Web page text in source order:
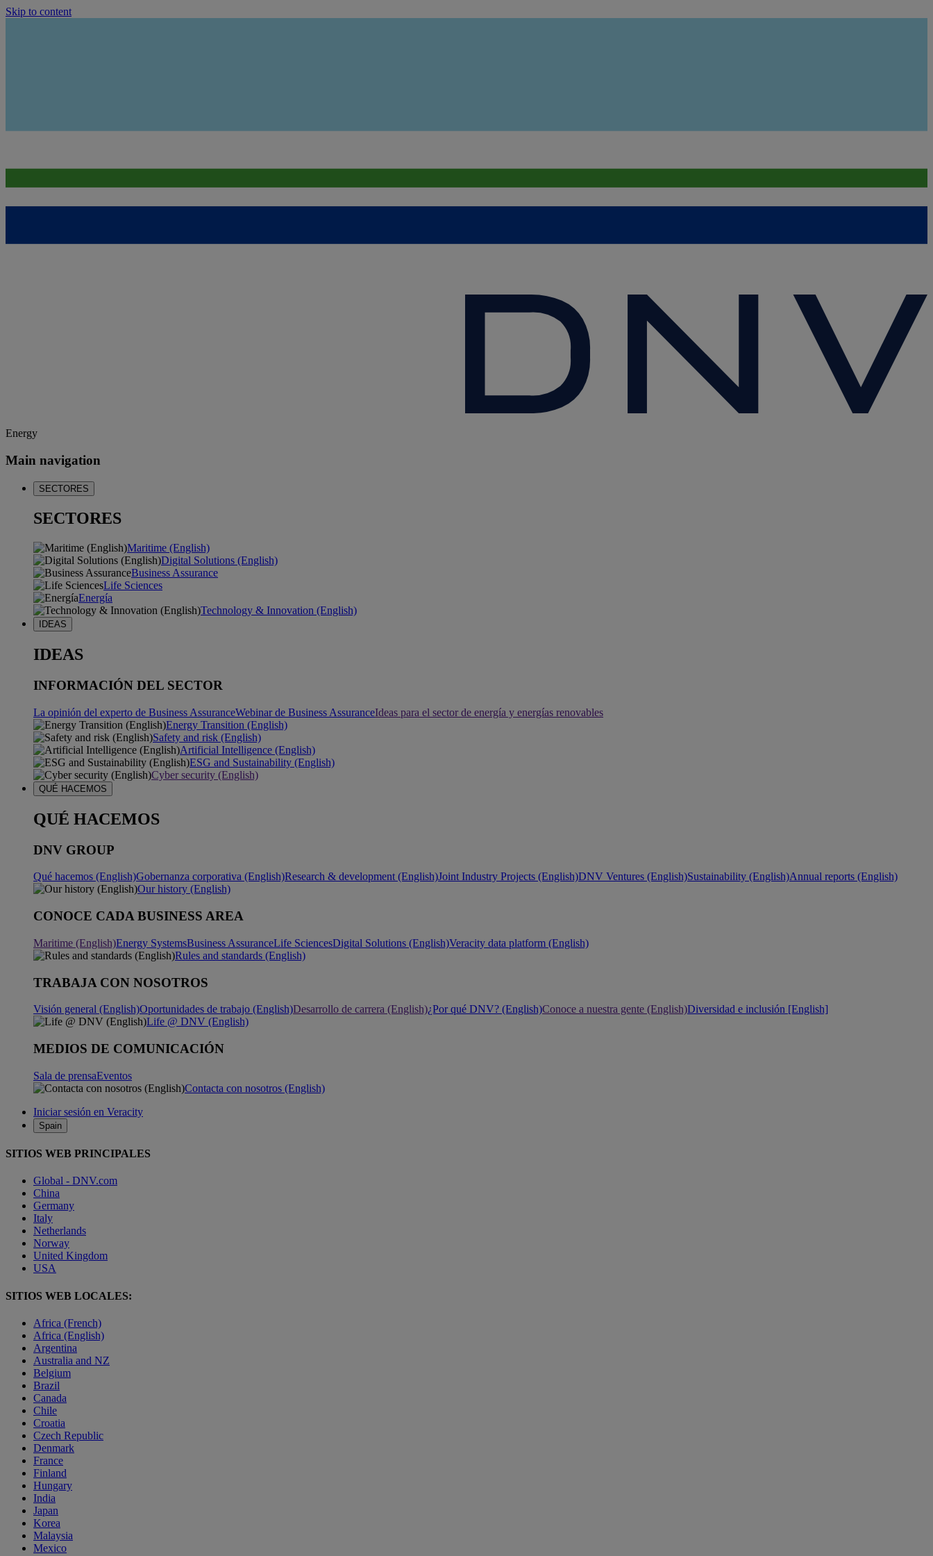
Skip to content
Energy
Main navigation
SECTORES
SECTORES
Maritime (English)
Digital Solutions (English)
Business Assurance
Life Sciences
Energía
Technology & Innovation (English)
IDEAS
IDEAS
INFORMACIÓN DEL SECTOR
La opinión del experto de Business AssuranceWebinar de Business AssuranceIdeas para el sector de energía y energías renovables
Energy Transition (English)
Safety and risk (English)
Artificial Intelligence (English)
ESG and Sustainability (English)
Cyber security (English)
QUÉ HACEMOS
QUÉ HACEMOS
DNV GROUP
Qué hacemos (English)Gobernanza corporativa (English)Research & development (English)Joint Industry Projects (English)DNV Ventures (English)Sustainability (English)Annual reports (English)
Our history (English)
CONOCE CADA BUSINESS AREA
Maritime (English)Energy SystemsBusiness AssuranceLife SciencesDigital Solutions (English)Veracity data platform (English)
Rules and standards (English)
TRABAJA CON NOSOTROS
Visión general (English)Oportunidades de trabajo (English)Desarrollo de carrera (English)¿Por qué DNV? (English)Conoce a nuestra gente (English)Diversidad e inclusión [English]
Life @ DNV (English)
MEDIOS DE COMUNICACIÓN
Sala de prensaEventos
Contacta con nosotros (English)
Iniciar sesión en Veracity
Spain
SITIOS WEB PRINCIPALES
Global - DNV.com
China
Germany
Italy
Netherlands
Norway
United Kingdom
USA
SITIOS WEB LOCALES:
Africa (French)
Africa (English)
Argentina
Australia and NZ
Belgium
Brazil
Canada
Chile
Croatia
Czech Republic
Denmark
France
Finland
Hungary
India
Japan
Korea
Malaysia
Mexico